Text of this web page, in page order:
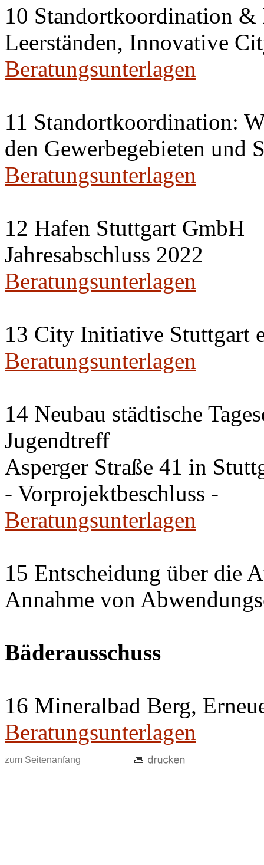
10 Standortkoordination
Leerständen, Innovative
Beratungsunterlagen
11 Standortkoordination:
den Gewerbegebieten und
Beratungsunterlagen
12 Hafen Stuttgart GmbH
Jahresabschluss 2022
Beratungsunterlagen
13 City Initiative Stuttgart
Beratungsunterlagen
14 Neubau städtische
Jugendtreff
Asperger Straße 41 in
- Vorprojektbeschluss -
Beratungsunterlagen
15 Entscheidung über die
Annahme von
Bäderausschuss
16 Mineralbad Berg,
Beratungsunterlagen
zum Seitenanfang